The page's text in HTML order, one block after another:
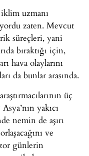
uzmanı
zaten. Mevcut
süreçleri, yani
bıraktığı için,
hava olaylarını
da bunlar arasında.
üç
yakıcı
nemin de aşırı
ve
günlerin